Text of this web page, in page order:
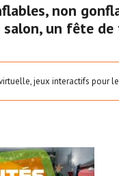
non
un fête
jeux interactifs pour